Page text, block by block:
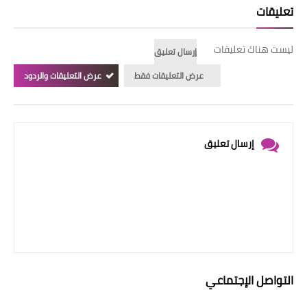
تعليقات
ليست هناك تعليقات
إرسال تعليق
عرض التعليقات فقط
عرض التعليقات والردود
إرسال تعليق
التواصل الإجتماعي